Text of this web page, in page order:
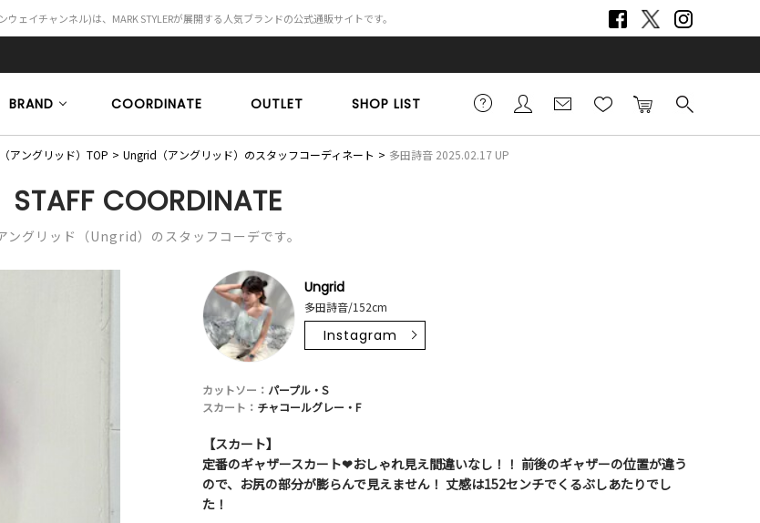
ウェイチャンネル)は、MARK STYLERが展開する人気ブランドの公式通販サイトです。
BRAND COORDINATE OUTLET SHOP LIST
アングリッド）TOP Ungrid（アングリッド）のスタッフコーディネート 多田詩音 2025.02.17 UP
STAFF COORDINATE
ングリッド（Ungrid）のスタッフコーデです。
Ungrid
多田詩音/152cm
Instagram
カットソー： パープル・S
スカート： チャコールグレー・F
【スカート】
定番のギャザースカート❤おしゃれ見え間違いなし！！ 前後のギャザーの位置が違う
ので、お尻の部分が膨らんで見えません！ 丈感は152センチでくるぶしあたりでし
た！